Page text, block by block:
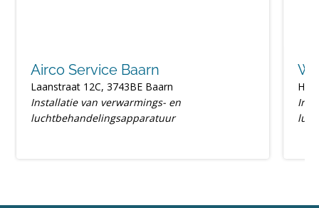
Airco Service Baarn
Laanstraat 12C, 3743BE Baarn
Installatie van verwarmings- en
luchtbehandelingsapparatuur